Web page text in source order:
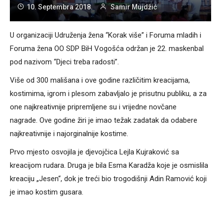
10. Septembra 2018. Samir Mujdžić
U organizaciji Udruženja žena “Korak više” i Foruma mladih i
Foruma žena OO SDP BiH Vogošća održan je 22. maskenbal
pod nazivom “Djeci treba radosti”.
Više od 300 mališana i ove godine različitim kreacijama,
kostimima, igrom i plesom zabavljalo je prisutnu publiku, a za
one najkreativnije pripremljene su i vrijedne novčane
nagrade. Ove godine žiri je imao težak zadatak da odabere
najkreativnije i najorginalnije kostime.
Prvo mjesto osvojila je djevojčica Lejla Kujraković sa
kreacijom rudara. Druga je bila Esma Karadža koje je osmislila
kreaciju „Jesen“, dok je treći bio trogodišnji Adin Ramović koji
je imao kostim gusara.